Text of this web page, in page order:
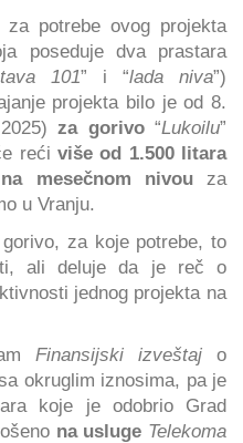
potrebe ovog projekta
poseduje dva prastara
101” i “lada niva”)
projekta bilo je od 8.
za gorivo“Lukoilu”
rećiviše od 1.500 litara
mesečnom nivou za
u Vranju.
za koje potrebe, to
ali deluje da je reč o
jednog projekta na
Finansijski izveštajo
okruglim iznosima, pa je
koje je odobrio Grad
na usluge Telekoma